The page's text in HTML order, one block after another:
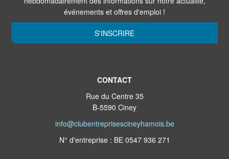
événements et offres d'emploi !
S'INSCRIRE
CONTACT
Rue du Centre 35
B-5590 Ciney
info@clubentreprisescineyhamois.be
N° d'entreprise : BE 0547 936 271